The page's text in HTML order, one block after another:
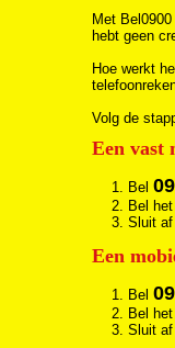
Met
hebt geen
Hoe werkt
Volg de
Een vast
Bel
Bel
Sluit
Een
Bel
Bel
Sluit